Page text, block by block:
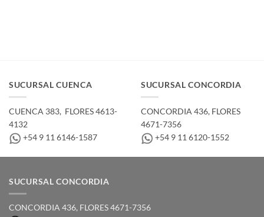
SUCURSAL CUENCA
CUENCA 383, ­ FLORES 4613-
4132
+54 9 11 6146-1587
SUCURSAL CONCORDIA
CONCORDIA 436,­ FLORES
4671-7356
+54 9 11 6120-1552
SUCURSAL CONCORDIA
CONCORDIA 436,­ FLORES 4671-7356